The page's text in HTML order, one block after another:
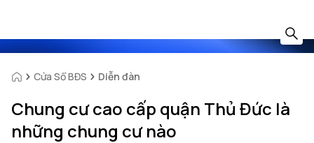
Cửa Sổ BĐS Diễn đàn
Chung cư cao cấp quận Thủ Đức là
những chung cư nào